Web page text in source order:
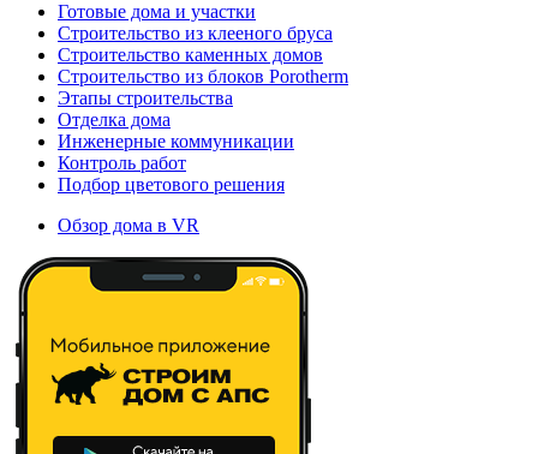
Готовые дома и участки
Строительство из клееного бруса
Строительство каменных домов
Строительство из блоков Porotherm
Этапы строительства
Отделка дома
Инженерные коммуникации
Контроль работ
Подбор цветового решения
Обзор дома в VR